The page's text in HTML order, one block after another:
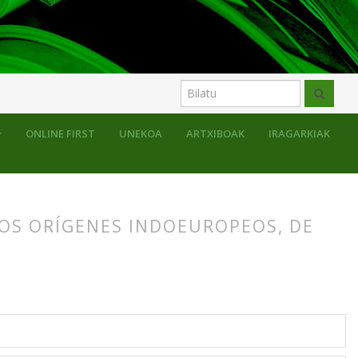
ONLINE FIRST UNEKOA ARTXIBOAK IRAGARKIAK
ORÍGENES INDOEUROPEOS, DE